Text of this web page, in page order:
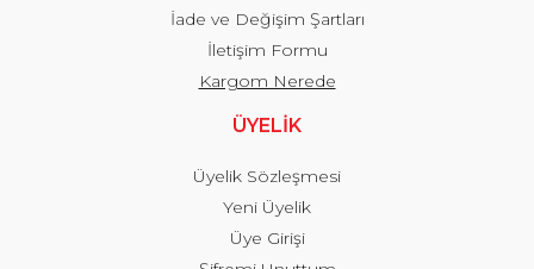
İade ve Değişim Şartları
İletişim Formu
Kargom Nerede
ÜYELİK
Üyelik Sözleşmesi
Yeni Üyelik
Üye Girişi